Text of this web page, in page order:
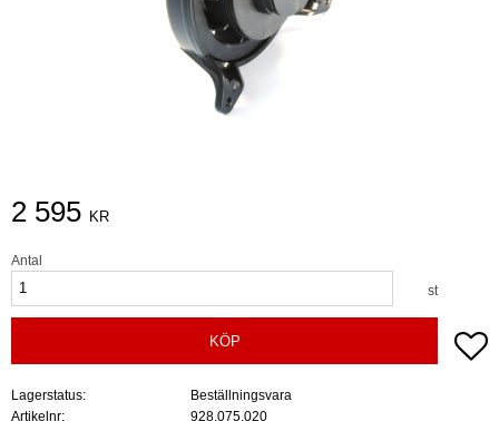
2 595 KR
Antal
st
KÖP
Lagerstatus
Beställningsvara
Artikelnr
928.075.020